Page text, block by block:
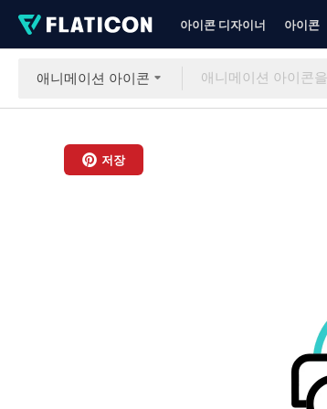
아이콘 디자이너 아이콘
애니메이션 아이콘
저장